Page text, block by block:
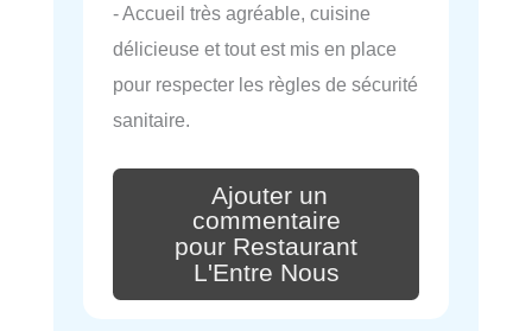
- Accueil très agréable, cuisine
délicieuse et tout est mis en place
pour respecter les règles de sécurité
sanitaire.
Ajouter un
commentaire
pour Restaurant
L'Entre Nous